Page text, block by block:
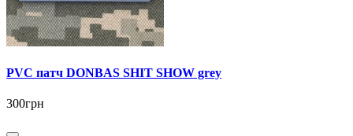
PVC патч DONBAS SHIT SHOW grey
300грн